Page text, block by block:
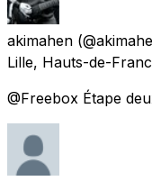
akimahen
Lille, Hauts-de-
@Freebox Étape